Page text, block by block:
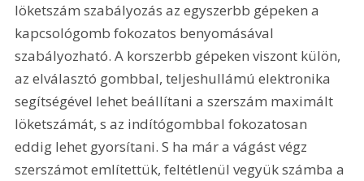
löketszám szabályozás az egyszerbb gépeken a
kapcsológomb fokozatos benyomásával
szabályozható. A korszerbb gépeken viszont külön,
az elválasztó gombbal, teljeshullámú elektronika
segítségével lehet beállítani a szerszám maximált
löketszámát, s az indítógombbal fokozatosan
eddig lehet gyorsítani. S ha már a vágást végz
szerszámot említettük, feltétlenül vegyük számba a